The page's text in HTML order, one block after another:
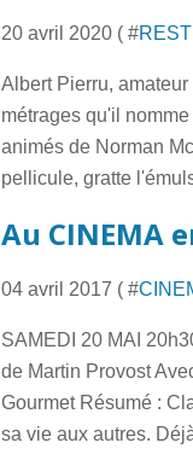
20 avril 2020 ( #
Albert Pierru,
métrages qu'il
animés de Norman
pellicule, gratte
Au CINEMA
04 avril 2017 ( #
SAMEDI 20 MAI
de Martin Provost
Gourmet Résumé :
sa vie aux autres.